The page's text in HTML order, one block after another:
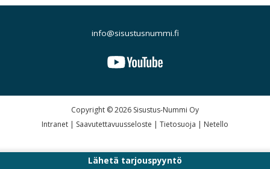
info@sisustusnummi.fi
Copyright © 2026 Sisustus-Nummi Oy
Intranet | Saavutettavuusseloste | Tietosuoja | Netello
Lähetä tarjouspyyntö